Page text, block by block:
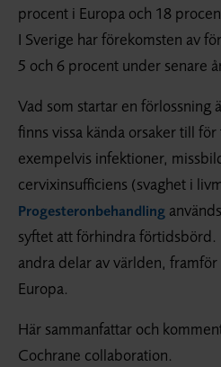
procent i Europa och 18
I Sverige har förekomsten av
5 och 6 procent under senare
Vad som startar en förlossning
finns vissa kända orsaker till
exempelvis infektioner,
cervixinsufficiens (svaghet i
Progesteron­behandling
syftet att förhindra
andra delar av världen,
Europa.
Här sammanfattar och
Cochrane collaboration.